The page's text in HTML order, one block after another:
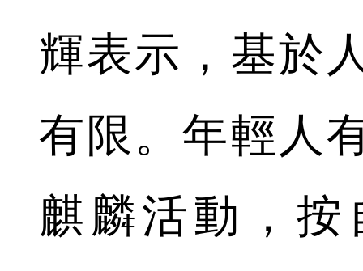
輝表示，基於
有限。年輕人
麒麟活動，